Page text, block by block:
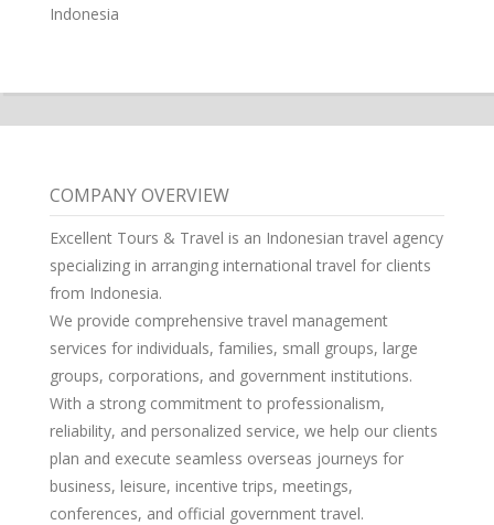
Indonesia
COMPANY OVERVIEW
Excellent Tours & Travel is an Indonesian travel agency
specializing in arranging international travel for clients
from Indonesia.
We provide comprehensive travel management
services for individuals, families, small groups, large
groups, corporations, and government institutions.
With a strong commitment to professionalism,
reliability, and personalized service, we help our clients
plan and execute seamless overseas journeys for
business, leisure, incentive trips, meetings,
conferences, and official government travel.